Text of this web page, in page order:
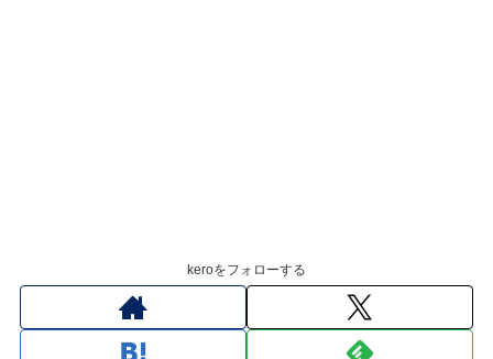
keroをフォローする